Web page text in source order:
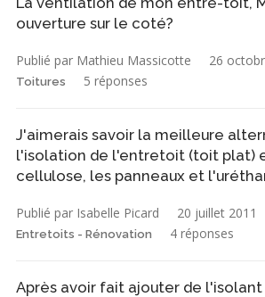
ouverture sur le coté?
Publié par Mathieu Massicotte 26
Toitures 5 réponses
J'aimerais savoir la meilleure
l'isolation de l'entretoit (toit plat)
cellulose, les panneaux et
Publié par Isabelle Picard 20 juillet 2011
Entretoits - Rénovation 4 réponses
Après avoir fait ajouter de